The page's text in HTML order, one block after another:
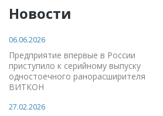
Новости
06.06.2026
Предприятие впервые в России
приступило к серийному выпуску
одностоечного ранорасширителя
ВИТКОН
27.02.2026